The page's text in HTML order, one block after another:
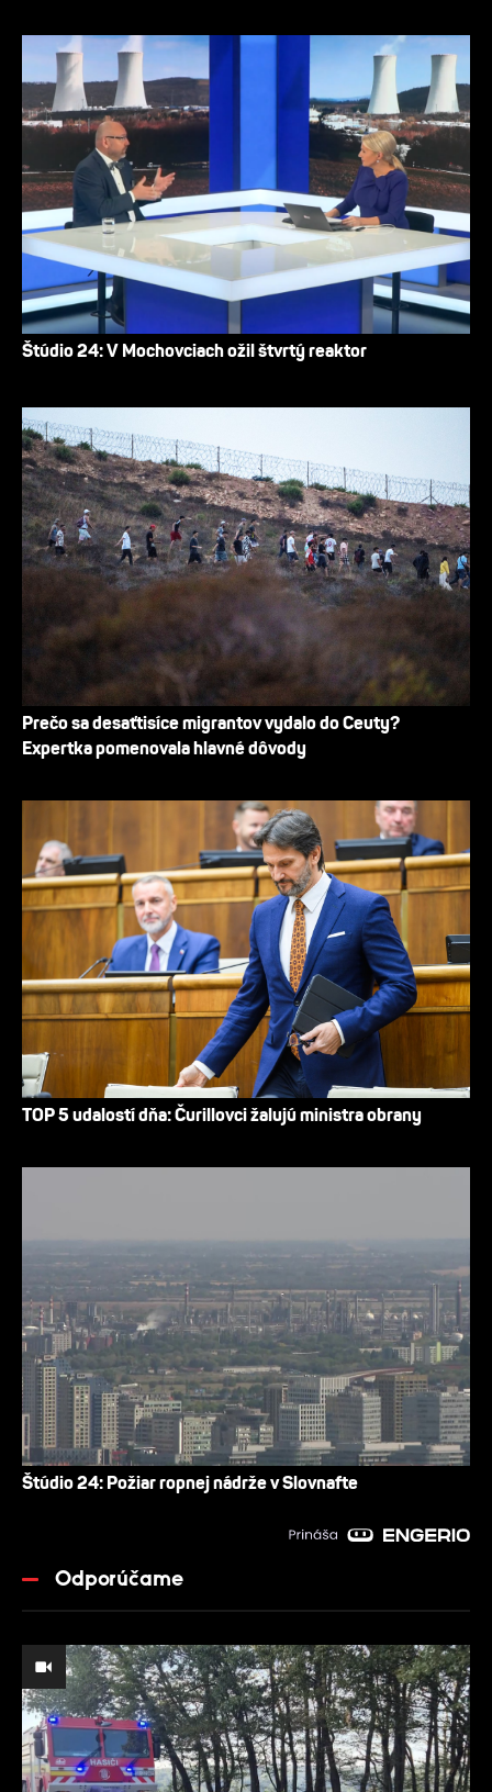
Štúdio 24: V Mochovciach ožil štvrtý reaktor
Prečo sa desaťtisíce migrantov vydalo do Ceuty?
Expertka pomenovala hlavné dôvody
TOP 5 udalostí dňa: Čurillovci žalujú ministra obrany
Štúdio 24: Požiar ropnej nádrže v Slovnafte
Odporúčame